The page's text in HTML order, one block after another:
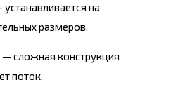
на
размеров.
сложная конструкция
поток.